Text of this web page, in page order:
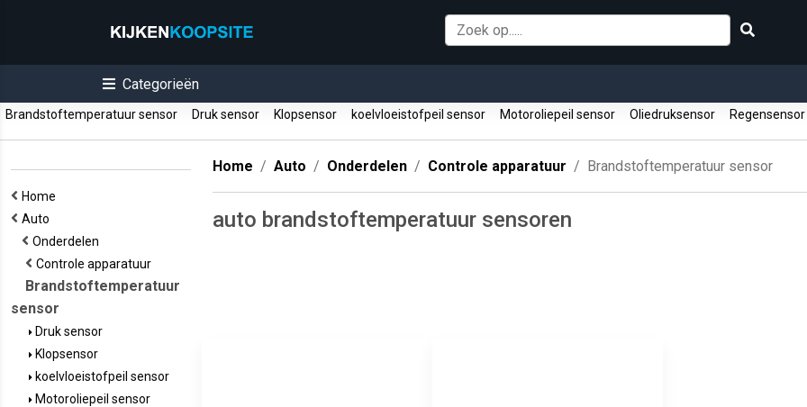
Categorieën
Brandstoftemperatuur sensor Druk sensor Klopsensor koelvloeistofpeil sensor Motoroliepeil sensor Oliedruksensor
Home
Auto
Onderdelen
Controle apparatuur
Brandstoftemperatuur
sensor
Druk sensor
Klopsensor
koelvloeistofpeil sensor
Motoroliepeil sensor
Home Auto Onderdelen Controle apparatuur Brandstoftemperatuur sensor
auto brandstoftemperatuur sensoren